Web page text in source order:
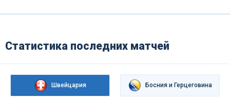
Статистика последних матчей
Швейцария Босния и Герцеговина